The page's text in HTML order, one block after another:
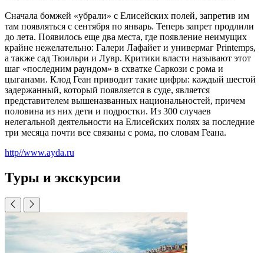
Сначала бомжей «убрали» с Елисейских полей, запретив им
там появляться с сентября по январь. Теперь запрет продлили
до лета. Появилось еще два места, где появление неимущих
крайне нежелательно: Галери Лафайет и универмаг Printemps,
а также сад Тюильри и Лувр. Критики власти называют этот
шаг «последним раундом» в схватке Саркози с рома и
цыганами. Клод Геан приводит такие цифры: каждый шестой
задержанный, который появляется в суде, является
представителем вышеназванных национальностей, причем
половина из них дети и подростки. Из 300 случаев
нелегальной деятельности на Елисейских полях за последние
три месяца почти все связаны с рома, по словам Геана.
http//www.ayda.ru
Туры и экскурсии